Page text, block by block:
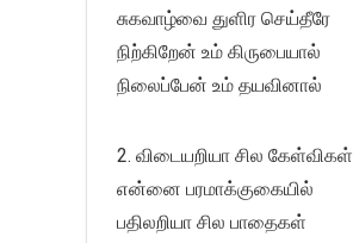
சுகவாழ்வை துளிர செய்தீரே
நிற்கிறேன் உம் கிருபையால்
நிலைப்பேன் உம் தயவினால்
2.⁠ ⁠விடையறியா சில கேள்விகள்
என்னை பரமாக்குகையில்
பதிலறியா சில பாதைகள்